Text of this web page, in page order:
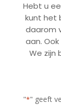
Hebt u
kunt het
daarom
aan.
We zijn
"*" geeft